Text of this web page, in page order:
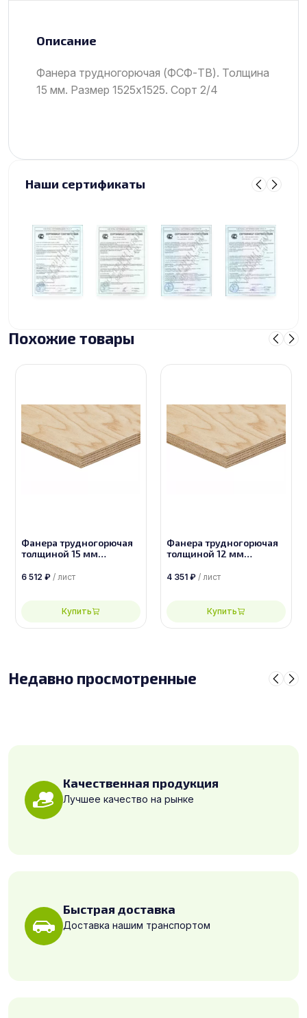
Описание
Фанера трудногорючая (ФСФ-ТВ). Толщина
15 мм. Размер 1525х1525. Сорт 2/4
Наши сертификаты
Похожие товары
Фанера трудногорючая
толщиной 15 мм
сорт 2/4
6 512 ₽ / лист
Купить
Фанера трудногорючая
толщиной 12 мм
сорт 2/4
4 351 ₽ / лист
Купить
Недавно просмотренные
Качественная продукция
Лучшее качество на рынке
Быстрая доставка
Доставка нашим транспортом